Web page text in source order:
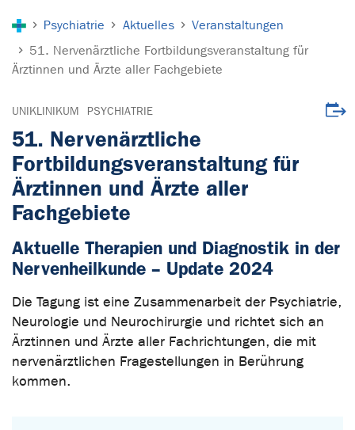
Psychiatrie Aktuelles
Veranstaltungen
51. Nervenärztliche Fortbildungsveranstaltung für
Ärztinnen und Ärzte aller Fachgebiete
UNIKLINIKUM PSYCHIATRIE
51. Nervenärztliche
Fortbildungsveranstaltung für
Ärztinnen und Ärzte aller
Fachgebiete
Aktuelle Therapien und Diagnostik in der
Nervenheilkunde – Update 2024
Die Tagung ist eine Zusammenarbeit der Psychiatrie,
Neurologie und Neurochirurgie und richtet sich an
Ärztinnen und Ärzte aller Fachrichtungen, die mit
nervenärztlichen Fragestellungen in Berührung
kommen.